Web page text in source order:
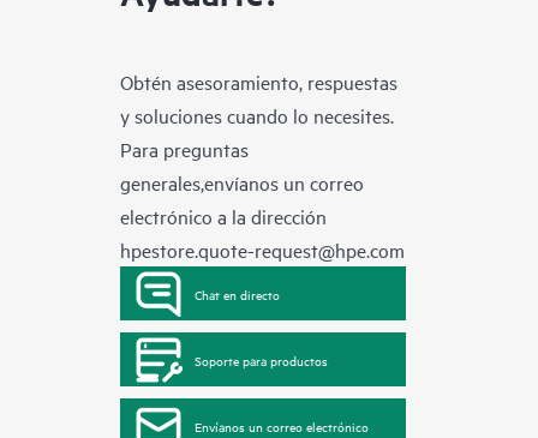
Obtén asesoramiento, respuestas
y soluciones cuando lo necesites.
Para preguntas
generales,envíanos un correo
electrónico a la dirección
hpestore.quote-request@hpe.com
Chat en directo
Soporte para productos
Envíanos un correo electrónico